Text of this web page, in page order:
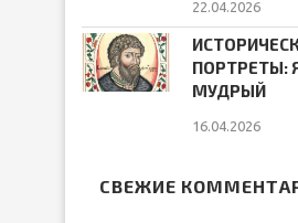
22.04.2026
ПОРТРЕТЫ:
МУДРЫЙ
16.04.2026
СВЕЖИЕ